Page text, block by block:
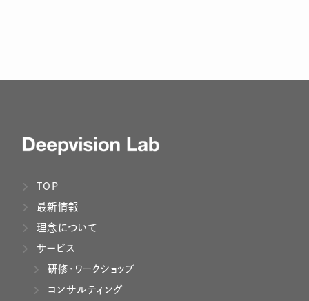
TOP
最新情報
理念について
サービス
研修・ワークショップ
コンサルティング